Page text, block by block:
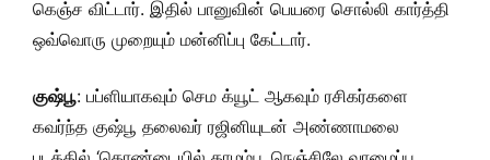
கெஞ்ச விட்டார். இதில் பானுவின் பெயரை சொல்லி கார்த்தி
ஒவ்வொரு முறையும் மன்னிப்பு கேட்டார்.
குஷ்பூ: பப்ளியாகவும் செம க்யூட் ஆகவும் ரசிகர்களை
கவர்ந்த குஷ்பூ தலைவர் ரஜினியுடன் அண்ணாமலை